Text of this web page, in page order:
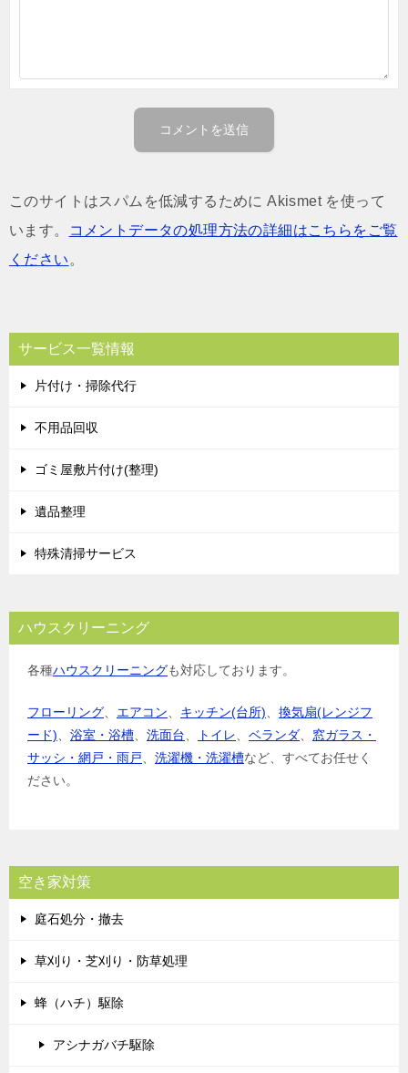
このサイトはスパムを低減するために Akismet を使って
います。
コメントデータの処理方法の詳細はこちらをご覧
ください 。
サービス一覧情報
片付け・掃除代行
不用品回収
ゴミ屋敷片付け(整理)
遺品整理
特殊清掃サービス
ハウスクリーニング
各種ハウスクリーニングも対応しております。
フローリング エアコン キッチン(台所)
換気扇(レンジフ
ード)
浴室・浴槽 洗面台 トイレ ベランダ
窓ガラス・
サッシ・網戸・雨戸
洗濯機・洗濯槽など、すべてお任せく
ださい。
空き家対策
庭石処分・撤去
草刈り・芝刈り・防草処理
蜂（ハチ）駆除
アシナガバチ駆除